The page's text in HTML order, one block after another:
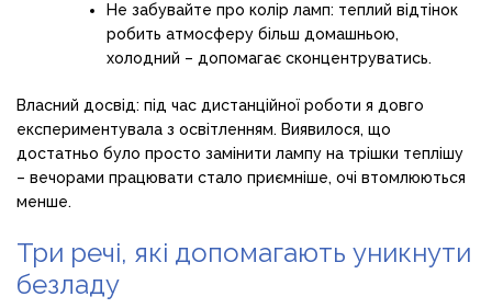
Не забувайте про колір ламп: теплий відтінок
робить атмосферу більш домашньою,
холодний – допомагає сконцентруватись.
Власний досвід: під час дистанційної роботи я довго
експериментувала з освітленням. Виявилося, що
достатньо було просто замінити лампу на трішки теплішу
– вечорами працювати стало приємніше, очі втомлюються
менше.
Три речі, які допомагають уникнути
безладу